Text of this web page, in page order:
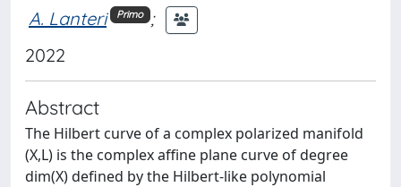
A. Lanteri Primo ;
2022
Abstract
The Hilbert curve of a complex polarized manifold
(X,L) is the complex affine plane curve of degree
dim(X) defined by the Hilbert-like polynomial